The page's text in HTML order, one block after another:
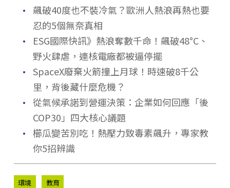
．
飆破40度也不裝冷氣？歐洲人熱浪再熱也要
忍的5個無奈真相
．
ESG國際快訊》熱浪奪數千命！飆破48°C、
野火肆虐，連核電廠都被逼停擺
． SpaceX廢棄火箭撞上月球！時速破8千公
里，背後藏什麼危機？
． 從氣候承諾到營運決策：企業如何回應「後
COP30」四大核心議題
． 櫛瓜變苦別吃！熱壓力致毒素飆升，專家教
你5招辨識
環境 教育